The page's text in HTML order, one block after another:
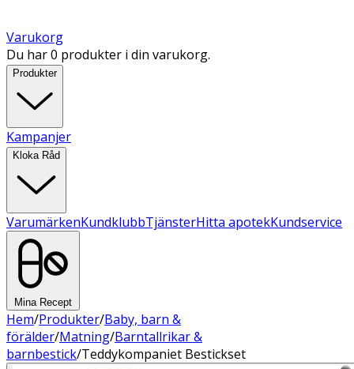
Varukorg
Du har 0 produkter i din varukorg.
Produkter
Kampanjer
Kloka Råd
VarumärkenKundklubbTjänsterHitta apotekKundservice
Mina Recept
Hem/Produkter/Baby, barn &
förälder/Matning/Barntallrikar &
barnbestick/Teddykompaniet Bestickset